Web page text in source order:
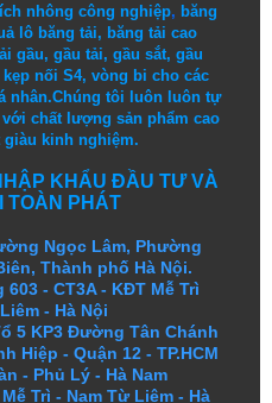
nhông công nghiệp, băng
lô băng tải, băng tải cao
gầu, gầu tải, gầu sắt, gầu
kẹp nối S4, vòng bi cho các
nhân.Chúng tôi luôn luôn tự
với chất lượng sảnphẩm cao
giàu kinh nghiệm.
KHẨU ĐẦU TƯ VÀ
TOÀN PHÁT
Ngọc Lâm, Phường
Thành phố Hà Nội.
- CT3A - KĐT Mễ Trì
- Hà Nội
5 KP3 Đường Tân Chánh
Hiệp - Quận 12 - TP.HCM
- Phủ Lý - Hà Nam
Trì - Nam Từ Liêm - Hà